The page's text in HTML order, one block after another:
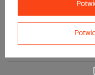
• waga jednostkowa (+/-
Maksymalna ilość w jednej